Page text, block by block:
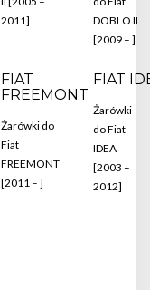
2011]
DOBLO II
[2009 – ]
FIAT
FREEMONT
Żarówki do
Fiat
FREEMONT
[2011 – ]
FIAT
Żarówki
do Fiat
IDEA
[2003 –
2012]